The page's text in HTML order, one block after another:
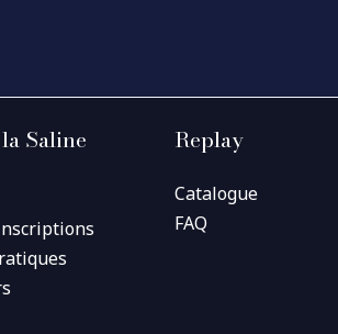
Saline
Replay
Catalogue
FAQ